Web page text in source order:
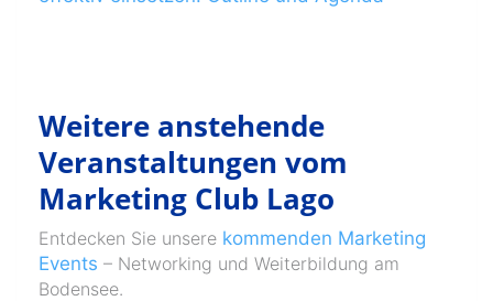
Weitere anstehende
Veranstaltungen vom
Marketing Club Lago
Entdecken Sie unsere kommenden Marketing
Events – Networking und Weiterbildung am
Bodensee.